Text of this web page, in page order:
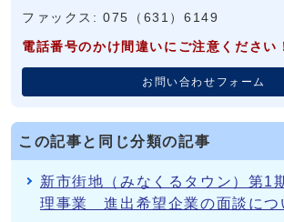
ファックス: 075（631）6149
電話番号のかけ間違いにご注意ください
お問い合わせフォーム
この記事と同じ分類の記事
新市街地（みなくるタウン）第1
理事業 進出希望企業の面談につ